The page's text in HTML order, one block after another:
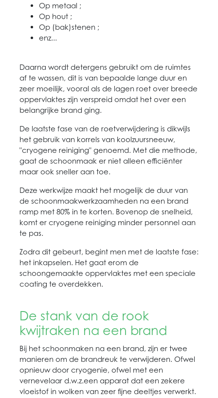
Op metaal ;
Op hout ;
Op (bak)stenen ;
enz...
Daarna wordt detergens gebruikt om de ruimtes
af te wassen, dit is van bepaalde lange duur en
zeer moeilijk, vooral als de lagen roet over breede
oppervlaktes zijn verspreid omdat het over een
belangrijke brand ging.
De laatste fase van de roetverwijdering is dikwijls
het gebruik van korrels van koolzuursneeuw,
"cryogene reiniging" genoemd. Met die methode,
gaat de schoonmaak er niet alleen efficiënter
maar ook sneller aan toe.
Deze werkwijze maakt het mogelijk de duur van
de schoonmaakwerkzaamheden na een brand
ramp met 80% in te korten. Bovenop de snelheid,
komt er cryogene reiniging minder personnel aan
te pas.
Zodra dit gebeurt, begint men met de laatste fase:
het inkapselen. Het gaat erom de
schoongemaakte oppervlaktes met een speciale
coating te overdekken.
De stank van de rook
kwijtraken na een brand
Bij het schoonmaken na een brand, zijn er twee
manieren om de brandreuk te verwijderen. Ofwel
opnieuw door cryogenie, ofwel met een
vernevelaar d.w.z.een apparat dat een zekere
vloeistof in wolken van zeer fijne deeltjes verwerkt.